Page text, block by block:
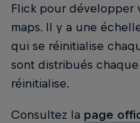
Flick pour développer
maps. Il y a une
qui se réinitialise
sont distribués
réinitialise.
Consultez la page